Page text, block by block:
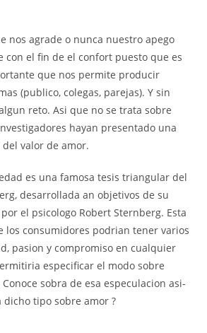
nos agrade o nunca nuestro apego
con el fin de el confort puesto que es
que nos permite producir
(publico, colegas, parejas). Y sin
reto. Asi que no se trata sobre
hayan presentado una
valor de amor.
es una famosa tesis triangular del
desarrollada an objetivos de su
el psicologo Robert Sternberg. Esta
los consumidores podrian tener varios
pasion y compromiso en cualquier
especificar el modo sobre
sobra de esa especulacion asi­
dicho tipo sobre amor ?